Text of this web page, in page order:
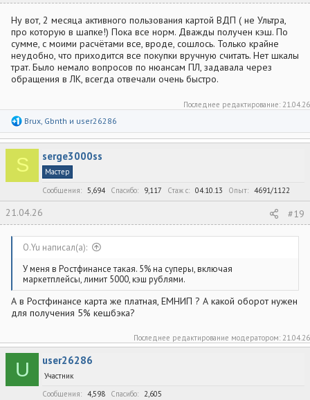
Ну вот, 2 месяца активного пользования картой ВДП ( не Ультра,
про которую в шапке!) Пока все норм. Дважды получен кэш. По
сумме, с моими расчётами все, вроде, сошлось. Только крайне
неудобно, что приходится все покупки вручную считать. Нет шкалы
трат. Было немало вопросов по нюансам ПЛ, задавала через
обращения в ЛК, всегда отвечали очень быстро.
Последнее редактирование: 21.04.26
Р
а
к
ц
и
Brux Gbnth и user26286
S serge3000ss
Мастер
Сообщения
5,694 Спасибо 9,117 Стаж c 04.10.13 Опыт 4691/1122
21.04.26 #19
O.Yu написал(а):
У меня в Ростфинансе такая. 5% на суперы, включая
маркетплейсы, лимит 5000, кэш рублями.
А в Ростфинансе карта же платная, ЕМНИП ? А какой оборот нужен
для получения 5% кешбэка?
Последнее редактирование модератором: 21.04.26
U user26286
Участник
Сообщения
4,598 Спасибо 2,605